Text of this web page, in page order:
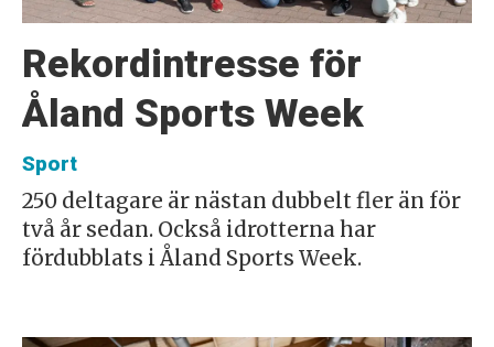
Rekordintresse för
Åland Sports Week
Sport
250 deltagare är nästan dubbelt fler än för
två år sedan. Också idrotterna har
fördubblats i Åland Sports Week.